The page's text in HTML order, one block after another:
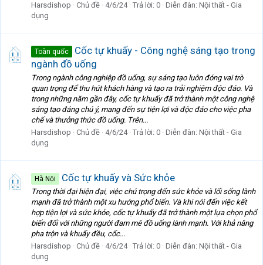
Harsdishop
Chủ đề 4/6/24 Trả lời: 0 Diễn đàn: Nội thất - Gia
dụng
Toàn quốc
Cốc tự khuấy - Công nghệ sáng tạo trong
ngành đồ uống
Trong ngành công nghiệp đồ uống, sự sáng tạo luôn đóng vai trò
quan trọng để thu hút khách hàng và tạo ra trải nghiệm độc đáo. Và
trong những năm gần đây, cốc tự khuấy đã trở thành một công nghệ
sáng tạo đáng chú ý, mang đến sự tiện lợi và độc đáo cho việc pha
chế và thưởng thức đồ uống. Trên...
Harsdishop
Chủ đề 4/6/24 Trả lời: 0 Diễn đàn: Nội thất - Gia
dụng
Hà Nội Cốc tự khuấy và Sức khỏe
Trong thời đại hiện đại, việc chú trọng đến sức khỏe và lối sống lành
mạnh đã trở thành một xu hướng phổ biến. Và khi nói đến việc kết
hợp tiện lợi và sức khỏe, cốc tự khuấy đã trở thành một lựa chọn phổ
biến đối với những người đam mê đồ uống lành mạnh. Với khả năng
pha trộn và khuấy đều, cốc...
Harsdishop
Chủ đề 4/6/24 Trả lời: 0 Diễn đàn: Nội thất - Gia
dụng